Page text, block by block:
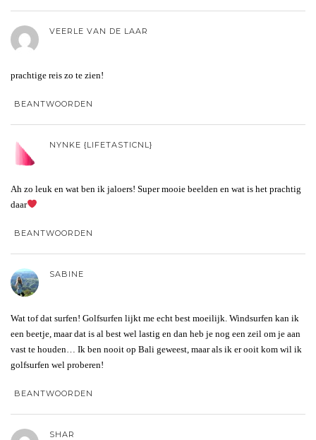
VEERLE VAN DE LAAR
prachtige reis zo te zien!
BEANTWOORDEN
NYNKE {LIFETASTICNL}
Ah zo leuk en wat ben ik jaloers! Super mooie beelden en wat is het prachtig
daar
BEANTWOORDEN
SABINE
Wat tof dat surfen! Golfsurfen lijkt me echt best moeilijk. Windsurfen kan ik
een beetje, maar dat is al best wel lastig en dan heb je nog een zeil om je aan
vast te houden… Ik ben nooit op Bali geweest, maar als ik er ooit kom wil ik
golfsurfen wel proberen!
BEANTWOORDEN
SHAR